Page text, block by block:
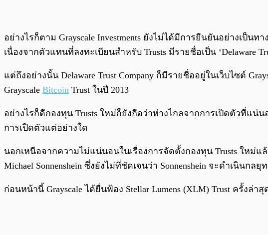
อย่างไรก็ตาม Grayscale Investments ยังไม่ได้มีการยืนยันอย่างเป็
เนื่องจากตัวแทนที่ลงทะเบียนสำหรับ Trusts มีรายชื่อเป็น ‘Delaware
แต่ถึงอย่างนั้น Delaware Trust Company ก็มีรายชื่ออยู่ในเว็บไซต์
Grayscale Bitcoin Trust ในปี 2013
อย่างไรก็ดีกองทุน Trusts ใหม่ก็ยังถือว่าห่างไกลจากการเปิดตัวที่แ
การเปิดตัวแต่อย่างใด
นอกเหนือจากความไม่แน่นอนในเรื่องการจัดตั้งกองทุน Trusts ใหม่แ
Michael Sonnenshein ซึ่งยังไม่ที่ชัดเจนว่า Sonnenshein จะดำเนิน
ก่อนหน้านี้ Grayscale ได้ยื่นฟ้อง Stellar Lumens (XLM) Trust ครั้งล่